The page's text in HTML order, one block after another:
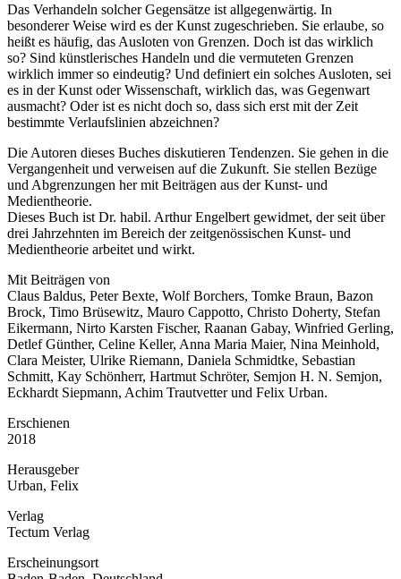
Das Verhandeln solcher Gegensätze ist allgegenwärtig. In
besonderer Weise wird es der Kunst zugeschrieben. Sie erlaube, so
heißt es häufig, das Ausloten von Grenzen. Doch ist das wirklich
so? Sind künstlerisches Handeln und die vermuteten Grenzen
wirklich immer so eindeutig? Und definiert ein solches Ausloten, sei
es in der Kunst oder Wissenschaft, wirklich das, was Gegenwart
ausmacht? Oder ist es nicht doch so, dass sich erst mit der Zeit
bestimmte Verlaufslinien abzeichnen?
Die Autoren dieses Buches diskutieren Tendenzen. Sie gehen in die
Vergangenheit und verweisen auf die Zukunft. Sie stellen Bezüge
und Abgrenzungen her mit Beiträgen aus der Kunst- und
Medientheorie.
Dieses Buch ist Dr. habil. Arthur Engelbert gewidmet, der seit über
drei Jahrzehnten im Bereich der zeitgenössischen Kunst- und
Medientheorie arbeitet und wirkt.
Mit Beiträgen von
Claus Baldus, Peter Bexte, Wolf Borchers, Tomke Braun, Bazon
Brock, Timo Brüsewitz, Mauro Cappotto, Christo Doherty, Stefan
Eikermann, Nirto Karsten Fischer, Raanan Gabay, Winfried Gerling,
Detlef Günther, Celine Keller, Anna Maria Maier, Nina Meinhold,
Clara Meister, Ulrike Riemann, Daniela Schmidtke, Sebastian
Schmitt, Kay Schönherr, Hartmut Schröter, Semjon H. N. Semjon,
Eckhardt Siepmann, Achim Trautvetter und Felix Urban.
Erschienen
2018
Herausgeber
Urban, Felix
Verlag
Tectum Verlag
Erscheinungsort